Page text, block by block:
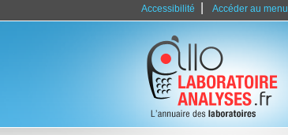
Accessibilité Accéder au menu